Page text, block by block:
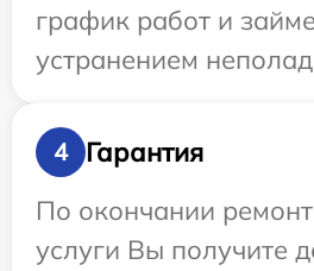
график работ и
устранением
4
Гарантия
По окончании
услуги Вы получите